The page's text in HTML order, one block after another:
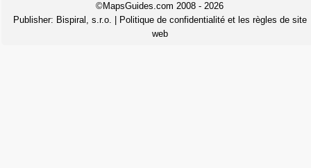
©MapsGuides.com 2008 - 2026
Publisher: Bispiral, s.r.o.
Politique de confidentialité et les règles de site
web